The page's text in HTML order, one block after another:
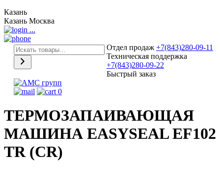
Казань
Казань Москва
...
Отдел продаж +7(843)280-09-11
Техническая поддержка
+7(843)280-09-22
Быстрый заказ
0
ТЕРМОЗАПАИВАЮЩАЯ
МАШИНА EASYSEAL EF102
TR (CR)